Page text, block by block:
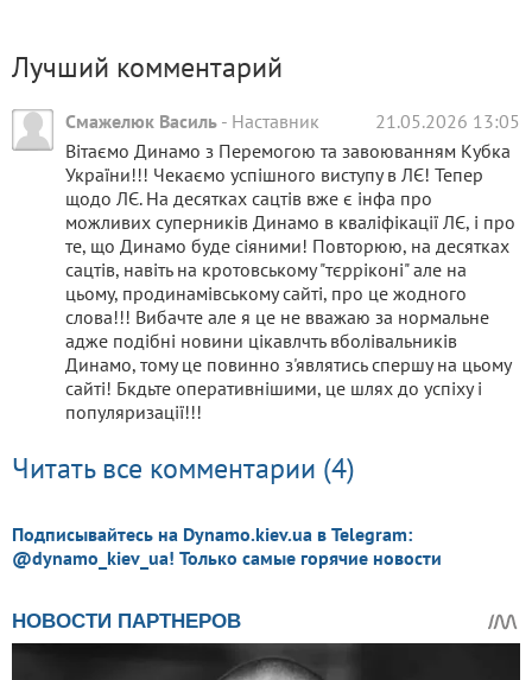
Лучший комментарий
Смажелюк Василь - Наставник
21.05.2026 13:05
Вітаємо Динамо з Перемогою та завоюванням Кубка
України!!! Чекаємо успішного виступу в ЛЄ! Тепер
щодо ЛЄ. На десятках сацтів вже є інфа про
можливих суперників Динамо в кваліфікації ЛЄ, і про
те, що Динамо буде сіяними! Повторюю, на десятках
сацтів, навіть на кротовському "тєрріконі" але на
цьому, продинамівському сайті, про це жодного
слова!!! Вибачте але я це не вважаю за нормальне
адже подібні новини цікавлчть вболівальників
Динамо, тому це повинно з'являтись спершу на цьому
сайті! Бкдьте оперативнішими, це шлях до успіху і
популяризації!!!
Читать все комментарии (4)
Подписывайтесь на Dynamo.kiev.ua в Telegram:
@dynamo_kiev_ua! Только самые горячие новости